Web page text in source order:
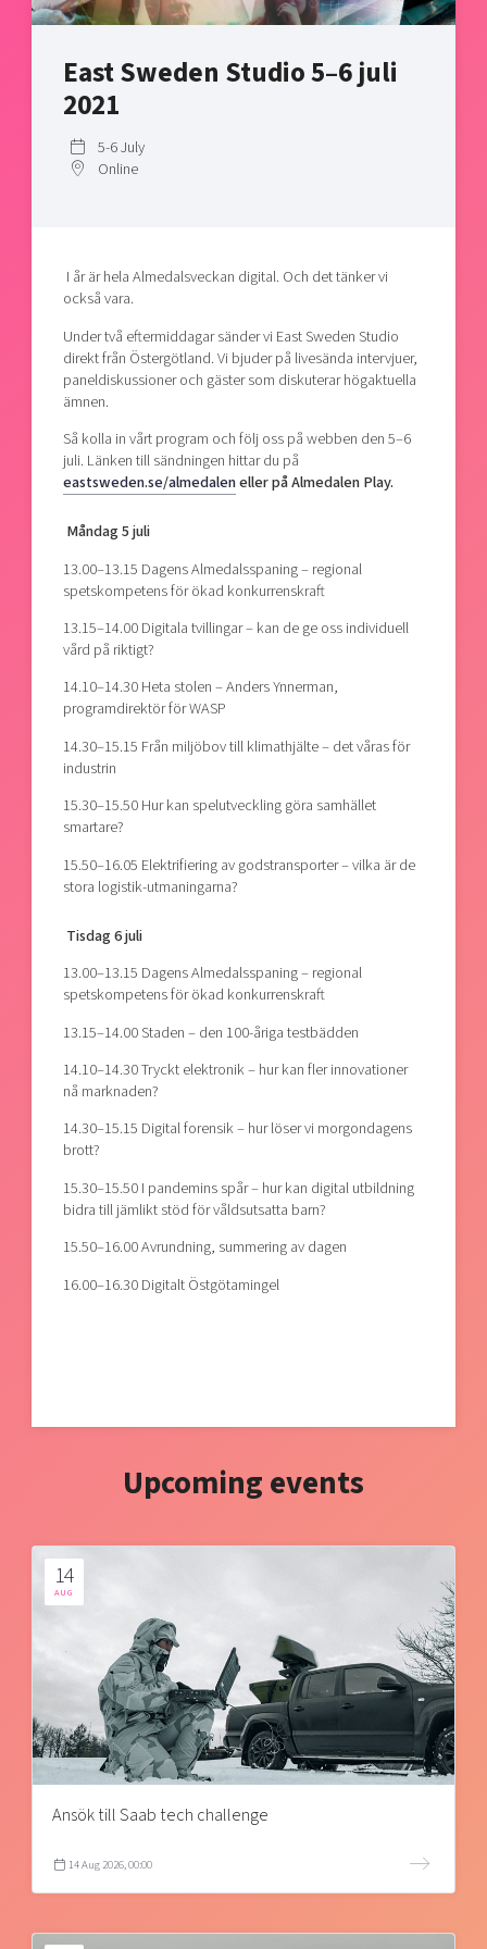
Shaping cities and regions
Bright East
East Sweden Tech Women
Reversed mentorship
Upscaling
Talent & skills
Startup & industry collaboration
Offers to boost your business
Our community of companies
Publications
Project toolbox
Reach out to us
Locations
East Sweden Studio 5–6 juli
2021
5-6 July
Online
I år är hela Almedalsveckan digital. Och det tänker vi
också vara.
Under två eftermiddagar sänder vi East Sweden Studio
direkt från Östergötland. Vi bjuder på livesända intervjuer,
paneldiskussioner och gäster som diskuterar högaktuella
ämnen.
Så kolla in vårt program och följ oss på webben den 5–6
juli. Länken till sändningen hittar du på
eastsweden.se/almedaleneller på Almedalen Play.
Måndag 5 juli
13.00–13.15 Dagens Almedalsspaning – regional
spetskompetens för ökad konkurrenskraft
13.15–14.00 Digitala tvillingar – kan de ge oss individuell
vård på riktigt?
14.10–14.30 Heta stolen – Anders Ynnerman,
programdirektör för WASP
14.30–15.15 Från miljöbov till klimathjälte – det våras för
industrin
15.30–15.50 Hur kan spelutveckling göra samhället
smartare?
15.50–16.05 Elektrifiering av godstransporter – vilka är de
stora logistik-utmaningarna?
Tisdag 6 juli
13.00–13.15 Dagens Almedalsspaning – regional
spetskompetens för ökad konkurrenskraft
13.15–14.00 Staden – den 100-åriga testbädden
14.10–14.30 Tryckt elektronik – hur kan fler innovationer
nå marknaden?
14.30–15.15 Digital forensik – hur löser vi morgondagens
brott?
15.30–15.50 I pandemins spår – hur kan digital utbildning
bidra till jämlikt stöd för våldsutsatta barn?
15.50–16.00 Avrundning, summering av dagen
16.00–16.30 Digitalt Östgötamingel
Upcoming events
14
AUG
Ansök till Saab tech challenge
14 Aug 2026, 00:00